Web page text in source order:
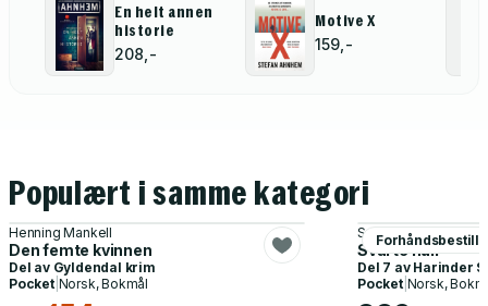
En helt annen
historie
208,-
Motive X
159,-
Populært i samme kategori
Henning Mankell
Den femte kvinnen
Del av Gyldendal krim
Pocket| Norsk, Bokmål
Forhåndsbestill
Sven Petter Næss
Svarte hull
Del 7 av Harinder
Pocket| Norsk,